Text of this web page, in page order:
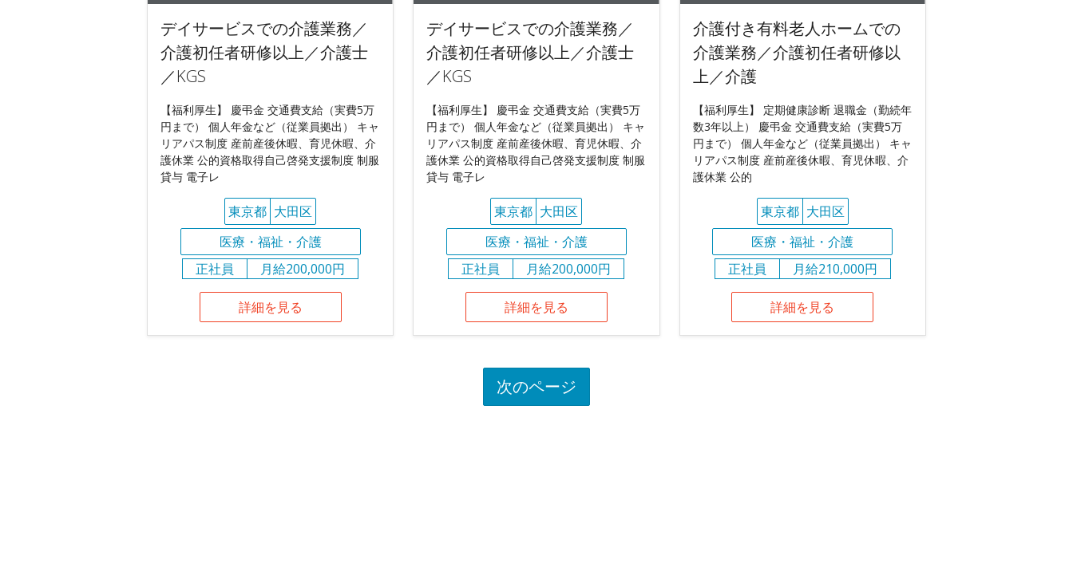
デイサービスでの介護業務／
介護初任者研修以上／介護士
／KGS
【福利厚生】 慶弔金 交通費支給（実費5万
円まで） 個人年金など（従業員拠出） キャ
リアパス制度 産前産後休暇、育児休暇、介
護休業 公的資格取得自己啓発支援制度 制服
貸与 電子レ
東京都 大田区
医療・福祉・介護
正社員
月給200,000円
詳細を見る
デイサービスでの介護業務／
介護初任者研修以上／介護士
／KGS
【福利厚生】 慶弔金 交通費支給（実費5万
円まで） 個人年金など（従業員拠出） キャ
リアパス制度 産前産後休暇、育児休暇、介
護休業 公的資格取得自己啓発支援制度 制服
貸与 電子レ
東京都 大田区
医療・福祉・介護
正社員
月給200,000円
詳細を見る
介護付き有料老人ホームでの
介護業務／介護初任者研修以
上／介護
【福利厚生】 定期健康診断 退職金（勤続年
数3年以上） 慶弔金 交通費支給（実費5万
円まで） 個人年金など（従業員拠出） キャ
リアパス制度 産前産後休暇、育児休暇、介
護休業 公的
東京都 大田区
医療・福祉・介護
正社員
月給210,000円
詳細を見る
次のページ